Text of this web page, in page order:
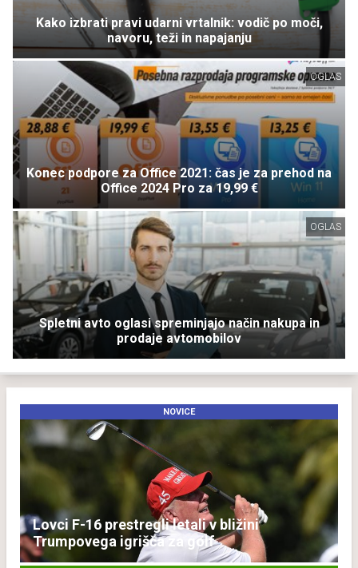
Kako izbrati pravi udarni vrtalnik: vodič po moči,
navoru, teži in napajanju
OGLAS
Konec podpore za Office 2021: čas je za prehod na
Office 2024 Pro za 19,99 €
OGLAS
Spletni avto oglasi spreminjajo način nakupa in
prodaje avtomobilov
NOVICE
Lovci F-16 prestregli letali v bližini
Trumpovega igrišča za golf